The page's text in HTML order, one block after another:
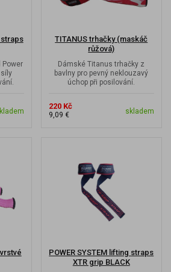
straps
Power
TITANUS trhačky (maskáč
růžová)
Dámské Titanus trhačky z
bavlny pro pevný neklouzavý
úchop při posilování.
220 Kč
9,09 € skladem
POWER SYSTEM lifting straps
XTR grip BLACK